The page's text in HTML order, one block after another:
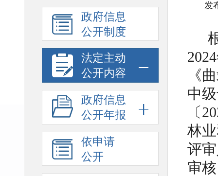
政府信息
公开制度
法定主动
公开内容
政府信息
公开年报
依申请
公开
发
《
中
〔
林
评
审